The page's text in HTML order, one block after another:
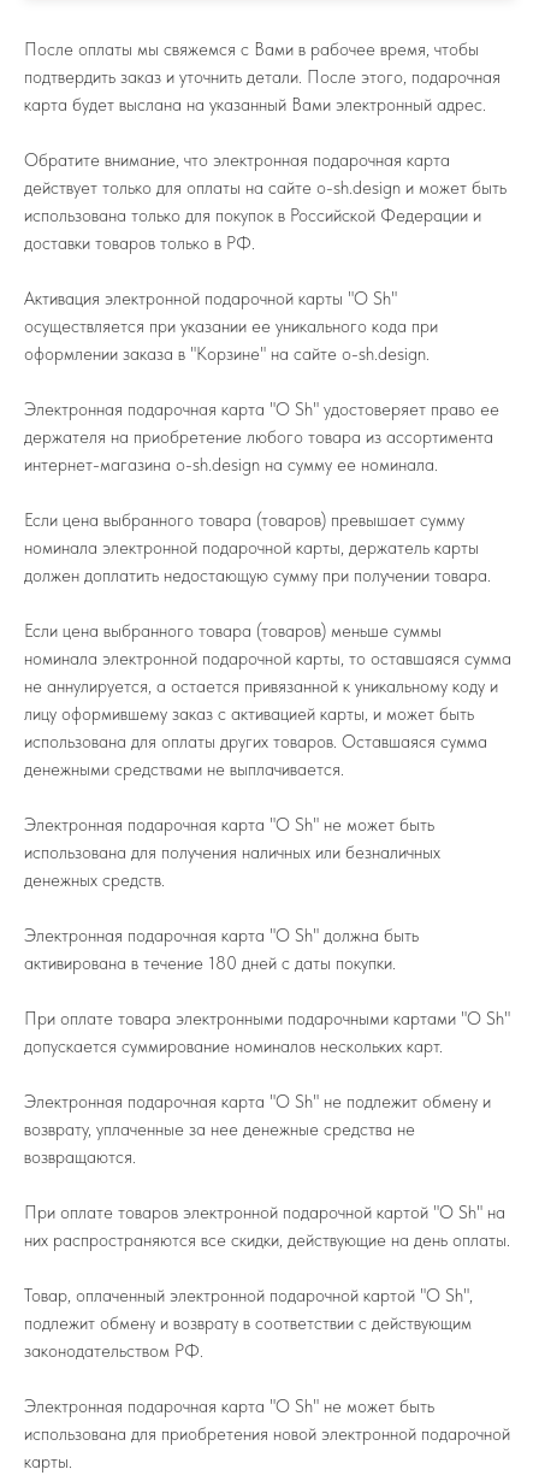
После оплаты мы свяжемся с Вами в рабочее время, чтобы
подтвердить заказ и уточнить детали. После этого, подарочная
карта будет выслана на указанный Вами электронный адрес.
Обратите внимание, что электронная подарочная карта
действует только для оплаты на сайте o-sh.design и может быть
использована только для покупок в Российской Федерации и
доставки товаров только в РФ.
Активация электронной подарочной карты "O Sh"
осуществляется при указании ее уникального кода при
оформлении заказа в "Корзине" на сайте o-sh.design.
Электронная подарочная карта "O Sh" удостоверяет право ее
держателя на приобретение любого товара из ассортимента
интернет-магазина o-sh.design на сумму ее номинала.
Если цена выбранного товара (товаров) превышает сумму
номинала электронной подарочной карты, держатель карты
должен доплатить недостающую сумму при получении товара.
Если цена выбранного товара (товаров) меньше суммы
номинала электронной подарочной карты, то оставшаяся сумма
не аннулируется, а остается привязанной к уникальному коду и
лицу оформившему заказ с активацией карты, и может быть
использована для оплаты других товаров. Оставшаяся сумма
денежными средствами не выплачивается.
Электронная подарочная карта "O Sh" не может быть
использована для получения наличных или безналичных
денежных средств.
Электронная подарочная карта "O Sh" должна быть
активирована в течение 180 дней с даты покупки.
При оплате товара электронными подарочными картами "O Sh"
допускается суммирование номиналов нескольких карт.
Электронная подарочная карта "O Sh" не подлежит обмену и
возврату, уплаченные за нее денежные средства не
возвращаются.
При оплате товаров электронной подарочной картой "O Sh" на
них распространяются все скидки, действующие на день оплаты.
Товар, оплаченный электронной подарочной картой "O Sh",
подлежит обмену и возврату в соответствии с действующим
законодательством РФ.
Электронная подарочная карта "O Sh" не может быть
использована для приобретения новой электронной подарочной
карты.